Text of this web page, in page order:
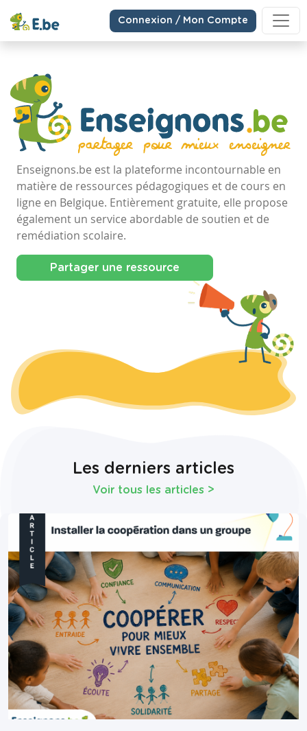
Connexion / Mon Compte
Enseignons.be est la plateforme incontournable en
matière de ressources pédagogiques et de cours en
ligne en Belgique. Entièrement gratuite, elle propose
également un service abordable de soutien et de
remédiation scolaire.
Partager une ressource
Les derniers articles
Voir tous les articles >